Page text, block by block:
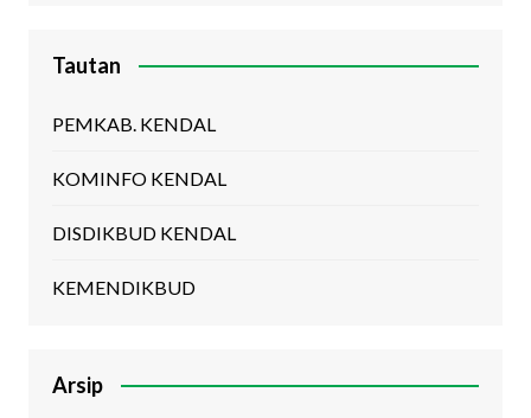
Tautan
PEMKAB. KENDAL
KOMINFO KENDAL
DISDIKBUD KENDAL
KEMENDIKBUD
Arsip